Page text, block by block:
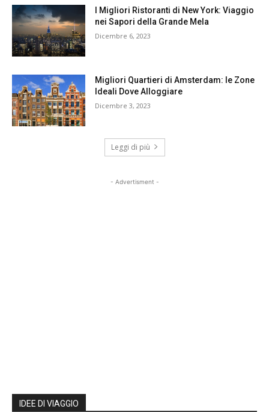
I Migliori Ristoranti di New York: Viaggio
nei Sapori della Grande Mela
Dicembre 6, 2023
Migliori Quartieri di Amsterdam: le Zone
Ideali Dove Alloggiare
Dicembre 3, 2023
Leggi di più
- Advertisment -
IDEE DI VIAGGIO